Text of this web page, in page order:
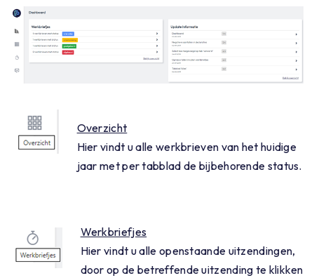
Overzicht
Hier vindt u alle werkbrieven van het huidige
jaar met per tabblad de bijbehorende status.
Werkbriefjes
Hier vindt u alle openstaande uitzendingen,
door op de betreffende uitzending te klikken